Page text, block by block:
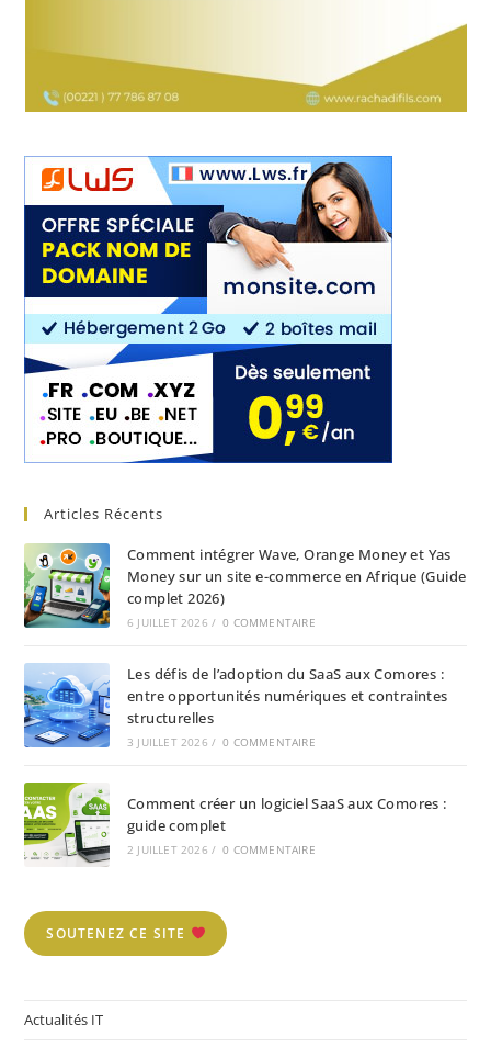
Articles Récents
Comment intégrer Wave, Orange Money et Yas
Money sur un site e-commerce en Afrique (Guide
complet 2026)
6 JUILLET 2026 / 0 COMMENTAIRE
Les défis de l’adoption du SaaS aux Comores :
entre opportunités numériques et contraintes
structurelles
3 JUILLET 2026 / 0 COMMENTAIRE
Comment créer un logiciel SaaS aux Comores :
guide complet
2 JUILLET 2026 / 0 COMMENTAIRE
SOUTENEZ CE SITE
Actualités IT